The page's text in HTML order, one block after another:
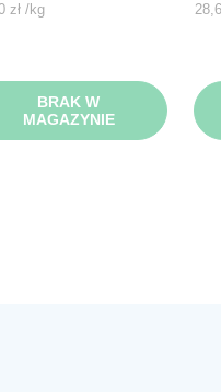
zł /kg
BRAK W
MAGAZYNIE